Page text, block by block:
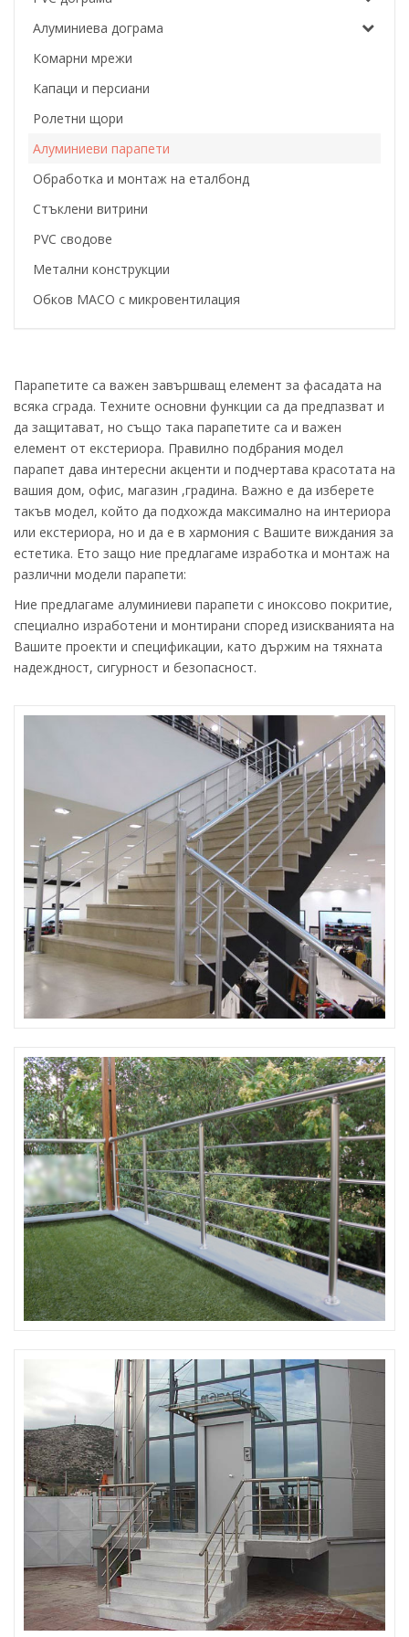
Алуминиева дограма
Комарни мрежи
Капаци и персиани
Ролетни щори
Алуминиеви парапети
Обработка и монтаж на еталбонд
Стъклени витрини
PVC сводове
Метални конструкции
Обков MACO с микровентилация
Парапетите са важен завършващ елемент за фасадата на
всяка сграда. Техните основни функции са да предпазват и
да защитават, но също така парапетите са и важен
елемент от екстериора. Правилно подбрания модел
парапет дава интересни акценти и подчертава красотата на
вашия дом, офис, магазин ,градина. Важно е да изберете
такъв модел, който да подхожда максимално на интериора
или екстериора, но и да е в хармония с Вашите виждания за
естетика. Ето защо ние предлагаме изработка и монтаж на
различни модели парапети:
Ние предлагаме алуминиеви парапети с иноксово покритиe,
специално изработени и монтирани според изискванията на
Вашите проекти и спецификации, като държим на тяхната
надеждност, сигурност и безопасност.